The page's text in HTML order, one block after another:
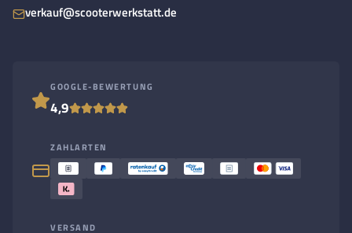
verkauf@scooterwerkstatt.de
GOOGLE-BEWERTUNG
4,9
ZAHLARTEN
VERSAND